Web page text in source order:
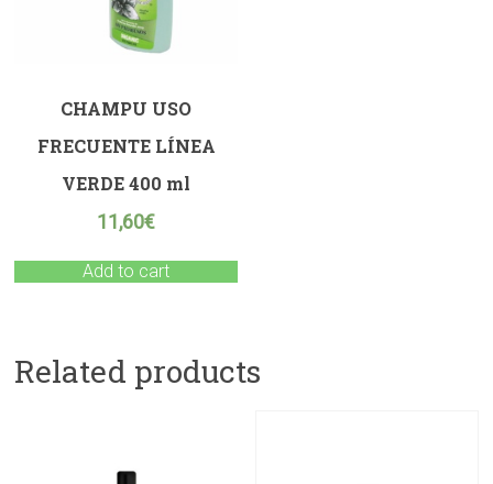
CHAMPU USO
FRECUENTE LÍNEA
VERDE 400 ml
11,60€
Add to cart
Related products